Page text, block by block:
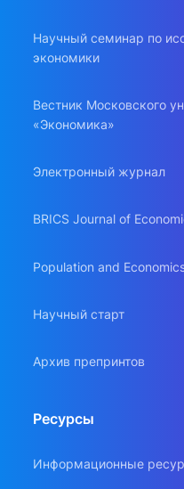
Научный семинар по
экономики
Вестник Московского
«Экономика»
Электронный журнал
BRICS Journal of
Population and
Научный старт
Архив препринтов
Ресурсы
Информационные